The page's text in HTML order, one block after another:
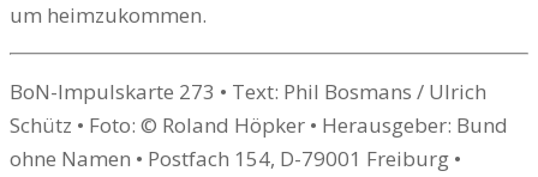
um heimzukommen.
BoN-Impulskarte 273 • Text: Phil Bosmans / Ulrich
Schütz • Foto: © Roland Höpker • Herausgeber: Bund
ohne Namen • Postfach 154, D-79001 Freiburg •